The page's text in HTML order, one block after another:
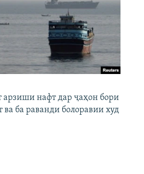
арзиши нафт дар ҷаҳон бори
ба раванди болоравии худ